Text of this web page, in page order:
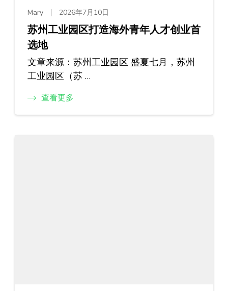
Mary 2026年7月10日
苏州工业园区打造海外青年人才创业首
选地
文章来源：苏州工业园区 盛夏七月，苏州
工业园区（苏 …
查看更多